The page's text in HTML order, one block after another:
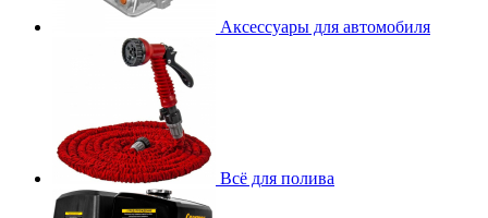
Аксессуары для автомобиля
Всё для полива